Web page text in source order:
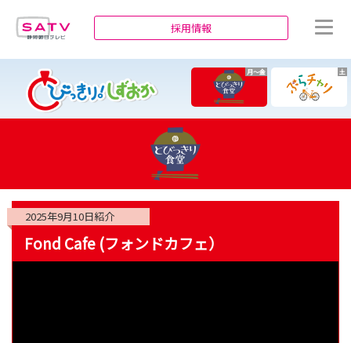
採用情報
月～金 土
2025年9月10日紹介
Fond Cafe (フォンドカフェ）